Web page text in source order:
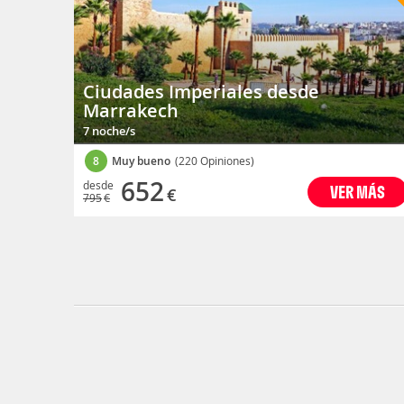
Ciudades Imperiales desde
Marrakech
7 noche/s
8 Muy bueno (220 Opiniones)
VER MÁS
desde
795€ 652€